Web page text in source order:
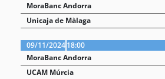
MoraBanc Andorra
Unicaja de Màlaga
09/11/202418:00
MoraBanc Andorra
UCAM Múrcia